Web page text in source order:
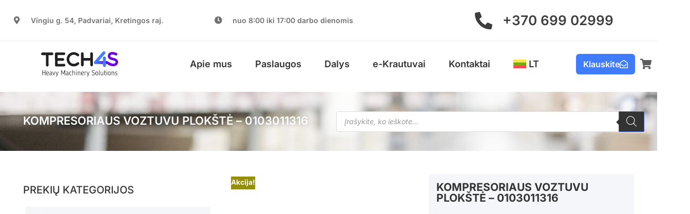
Vingiu g. 54, Padvariai, Kretingos raj. nuo 8:00 iki 17:00 darbo dienomis +370 699 02999
Apie mus Paslaugos Dalys e-Krautuvai Kontaktai LT Klauskite
KOMPRESORIAUS VOZTUVU PLOKŠTĖ – 0103011316
PREKIŲ KATEGORIJOS
Akcija!
KOMPRESORIAUS VOZTUVU
PLOKŠTĖ – 0103011316